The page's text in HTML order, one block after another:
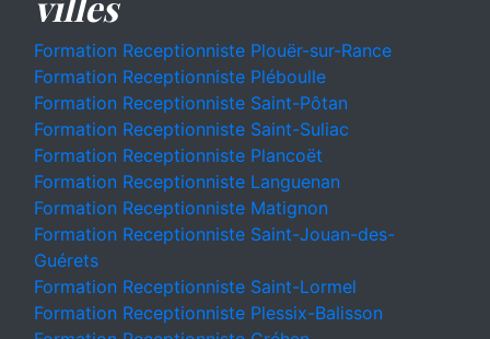
Formation Receptionniste Plouër-sur-Rance
Formation Receptionniste Pléboulle
Formation Receptionniste Saint-Pôtan
Formation Receptionniste Saint-Suliac
Formation Receptionniste Plancoët
Formation Receptionniste Languenan
Formation Receptionniste Matignon
Formation Receptionniste Saint-Jouan-des-
Guérets
Formation Receptionniste Saint-Lormel
Formation Receptionniste Plessix-Balisson